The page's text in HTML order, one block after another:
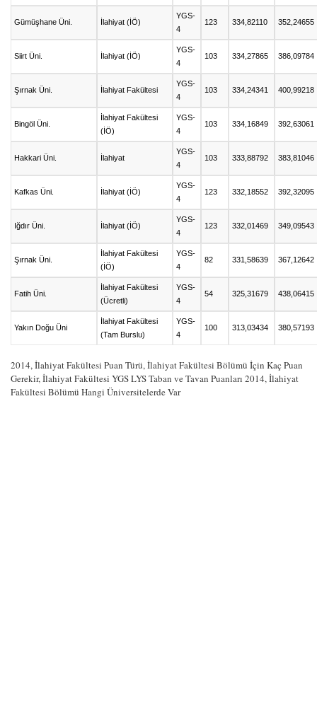
Gümüşhane Üni. İlahiyat (İÖ)
YGS-
4
123 334,82110 352,24655
Siirt Üni. İlahiyat (İÖ)
YGS-
4
103 334,27865 386,09784
Şırnak Üni. İlahiyat Fakültesi
YGS-
4
103 334,24341 400,99218
Bingöl Üni.
İlahiyat Fakültesi
(İÖ)
YGS-
4
103 334,16849 392,63061
Hakkari Üni. İlahiyat
YGS-
4
103 333,88792 383,81046
Kafkas Üni. İlahiyat (İÖ)
YGS-
4
123 332,18552 392,32095
Iğdır Üni. İlahiyat (İÖ)
YGS-
4
123 332,01469 349,09543
Şırnak Üni.
İlahiyat Fakültesi
(İÖ)
YGS-
4
82 331,58639 367,12642
Fatih Üni.
İlahiyat Fakültesi
(Ücretli)
YGS-
4
54 325,31679 438,06415
Yakın Doğu Üni
İlahiyat Fakültesi
(Tam Burslu)
YGS-
4
100 313,03434 380,57193
2014, İlahiyat Fakültesi Puan Türü, İlahiyat Fakültesi Bölümü İçin Kaç Puan
Gerekir, İlahiyat Fakültesi YGS LYS Taban ve Tavan Puanları 2014, İlahiyat
Fakültesi Bölümü Hangi Üniversitelerde Var